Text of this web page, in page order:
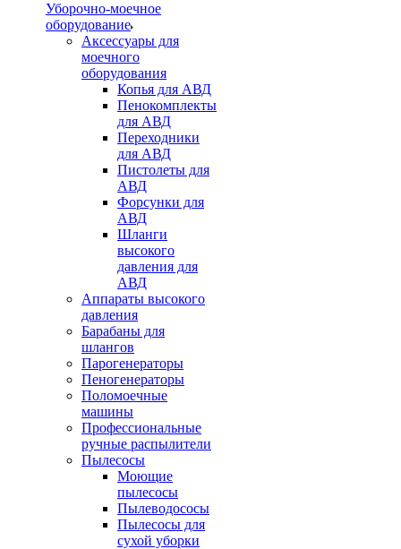
Уборочно-моечное
оборудование
Аксессуары для
моечного
оборудования
Копья для АВД
Пенокомплекты
для АВД
Переходники
для АВД
Пистолеты для
АВД
Форсунки для
АВД
Шланги
высокого
давления для
АВД
Аппараты высокого
давления
Барабаны для
шлангов
Парогенераторы
Пеногенераторы
Поломоечные
машины
Профессиональные
ручные распылители
Пылесосы
Моющие
пылесосы
Пылеводососы
Пылесосы для
сухой уборки